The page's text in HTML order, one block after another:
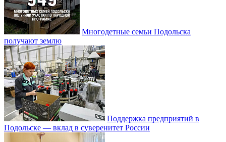
Многодетные семьи Подольска
получают землю
Поддержка предприятий в
Подольске — вклад в суверенитет России